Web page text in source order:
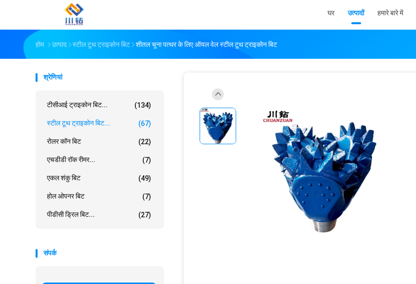
घर उत्पादों हमारे बारे में
होम उत्पाद स्टील टूथ ट्राइकोन बिट शीतल चूना पत्थर के लिए ऑयल वेल स्टील टूथ ट्राइकोन बिट
श्रेणियां
टीसीआई ट्राइकोन बिट... (134)
स्टील टूथ ट्राइकोन बिट... (67)
रोलर कॉन बिट (22)
एचडीडी रॉक रीमर... (7)
एकल शंकु बिट (49)
होल ओपनर बिट (7)
पीडीसी ड्रिल बिट... (27)
संपर्क